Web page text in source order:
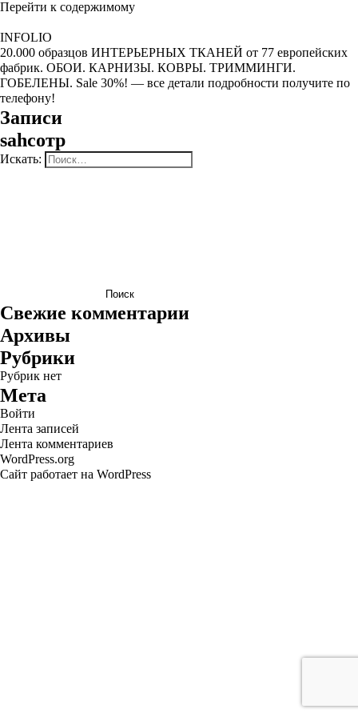
Перейти к содержимому
INFOLIO
20.000 образцов ИНТЕРЬЕРНЫХ ТКАНЕЙ от 77 европейских
фабрик. ОБОИ. КАРНИЗЫ. КОВРЫ. ТРИММИНГИ.
ГОБЕЛЕНЫ. Sale 30%! — все детали подробности получите по
телефону!
Записи
sahcoтр
Искать:
Поиск
Свежие комментарии
Архивы
Рубрики
Рубрик нет
Мета
Войти
Лента записей
Лента комментариев
WordPress.org
Сайт работает на WordPress